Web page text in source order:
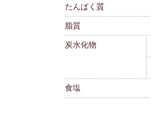
たんぱく質
脂質
炭水化物
食塩